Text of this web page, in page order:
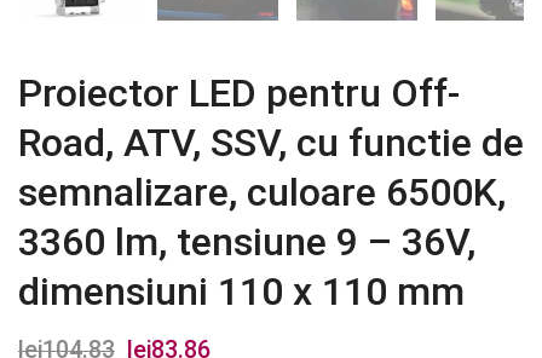
Proiector LED pentru Off-
Road, ATV, SSV, cu functie de
semnalizare, culoare 6500K,
3360 lm, tensiune 9 – 36V,
dimensiuni 110 x 110 mm
lei104.83
Prețul
lei83.86